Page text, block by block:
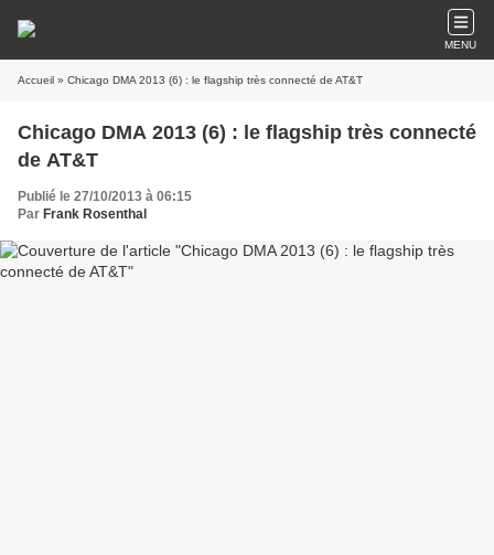
MENU
Accueil » Chicago DMA 2013 (6) : le flagship très connecté de AT&T
Chicago DMA 2013 (6) : le flagship très connecté
de AT&T
Publié le 27/10/2013 à 06:15
Par Frank Rosenthal